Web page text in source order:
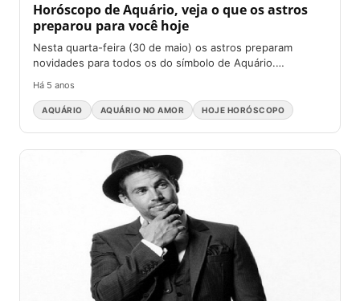
Horóscopo de Aquário, veja o que os astros
preparou para você hoje
Nesta quarta-feira (30 de maio) os astros preparam
novidades para todos os do símbolo de Aquário.
Acompanhe a...
Há 5 anos
AQUÁRIO AQUÁRIO NO AMOR HOJE HORÓSCOPO